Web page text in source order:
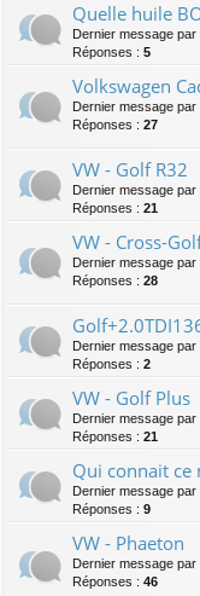
Quelle huile
Dernier message par
Réponses : 5
Volkswagen
Dernier message par
Réponses : 27
VW - Golf R32
Dernier message par
Réponses : 21
VW - Cross-
Dernier message par
Réponses : 28
Dernier message par
Réponses : 2
VW - Golf Plus
Dernier message par
Réponses : 21
Qui connait ce
Dernier message par
Réponses : 9
VW - Phaeton
Dernier message par
Réponses : 46